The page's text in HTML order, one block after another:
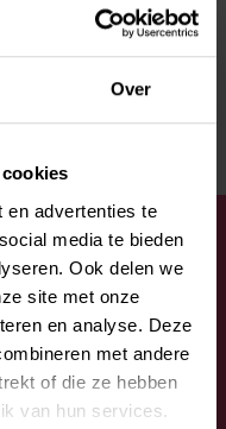
Over
en advertenties te
media te bieden
Ook delen we
site met onze
en analyse. Deze
met andere
of die ze hebben
van hun services.